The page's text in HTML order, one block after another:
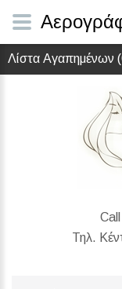
Τηλ.
Λίστα Αγαπημένων